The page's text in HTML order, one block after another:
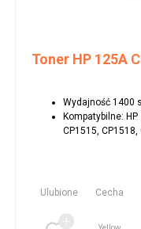
Toner HP 125A
Wydajność 1400
Kompatybilne:
CP1515,
Ulubione Cecha